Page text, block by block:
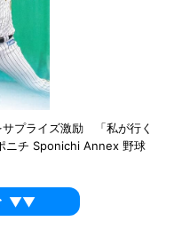
プライズ激励 「私が行く
ニチ Sponichi Annex 野球
▼▼